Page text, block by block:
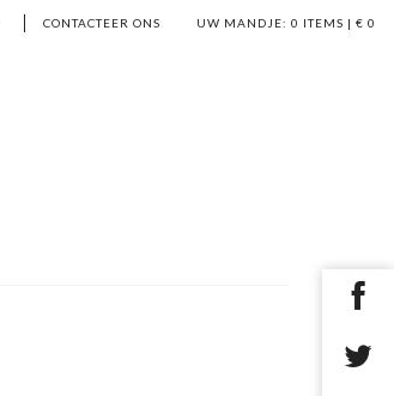
UW MANDJE: 0 ITEMS | € 0
CONTACTEER ONS